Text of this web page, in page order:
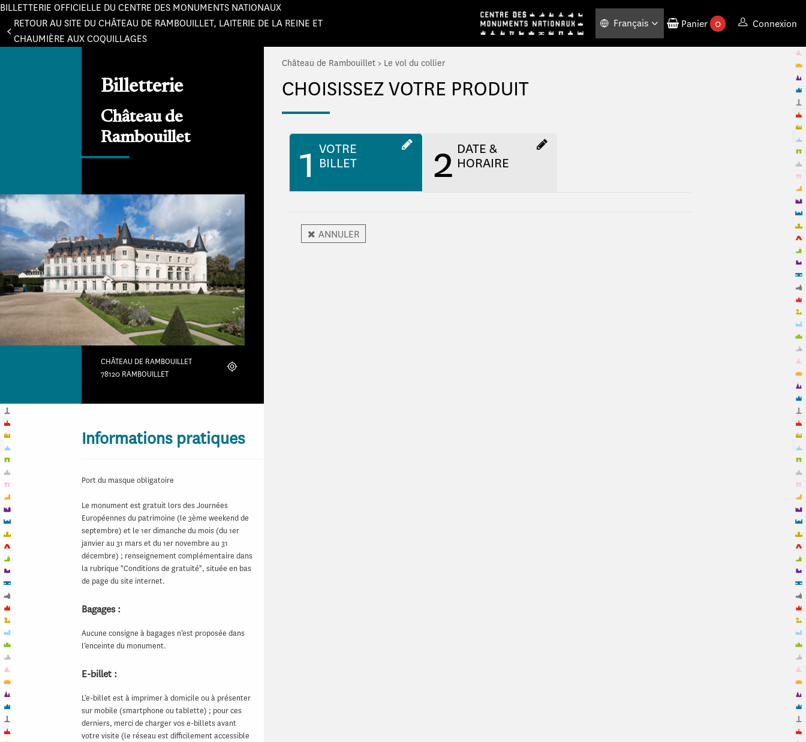
BILLETTERIE OFFICIELLE DU CENTRE DES MONUMENTS NATIONAUX
RETOUR AU SITE DU CHÂTEAU DE RAMBOUILLET, LAITERIE DE LA REINE ET
CHAUMIÈRE AUX COQUILLAGES
Français Panier 0 Connexion
Billetterie
Château de
Rambouillet
CHÂTEAU DE RAMBOUILLET
78120 RAMBOUILLET
Localiser
Informations pratiques
Port du masque obligatoire
Le monument est gratuit lors des Journées
Européennes du patrimoine (le 3ème weekend de
septembre) et le 1er dimanche du mois (du 1er
janvier au 31 mars et du 1er novembre au 31
décembre) ; renseignement complémentaire dans
la rubrique "Conditions de gratuité", située en bas
de page du site internet.
Bagages :
Aucune consigne à bagages n’est proposée dans
l’enceinte du monument.
E-billet :
L’e-billet est à imprimer à domicile ou à présenter
sur mobile (smartphone ou tablette) ; pour ces
derniers, merci de charger vos e-billets avant
votre visite (le réseau est difficilement accessible
Château de Rambouillet > Le vol du collier
CHOISISSEZ VOTRE PRODUIT
1 VOTRE
BILLET
2 DATE &
HORAIRE
ANNULER
Panneau de gestion des cookies